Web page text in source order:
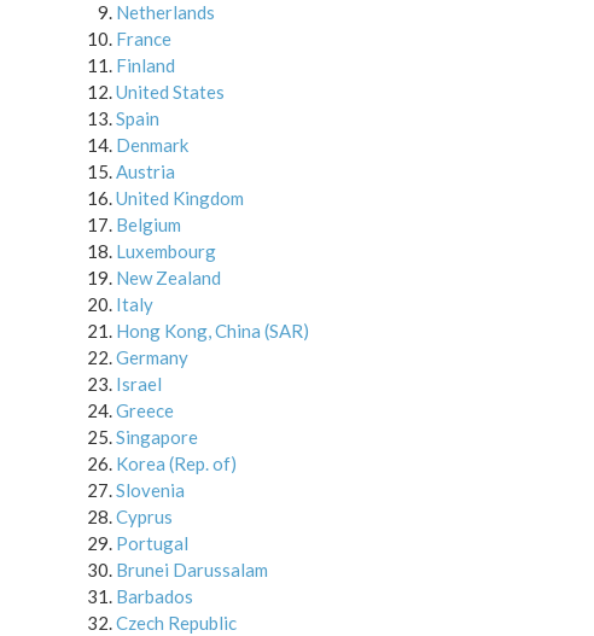
Netherlands
France
Finland
United States
Spain
Denmark
Austria
United Kingdom
Belgium
Luxembourg
New Zealand
Italy
Hong Kong, China (SAR)
Germany
Israel
Greece
Singapore
Korea (Rep. of)
Slovenia
Cyprus
Portugal
Brunei Darussalam
Barbados
Czech Republic